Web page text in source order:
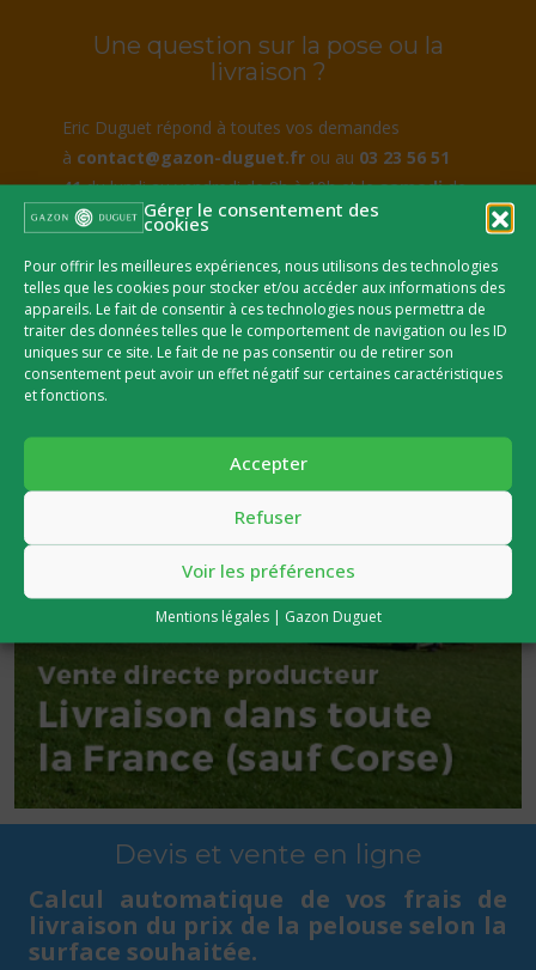
Gérer le consentement des
cookies
Pour offrir les meilleures expériences, nous utilisons des technologies
telles que les cookies pour stocker et/ou accéder aux informations des
appareils. Le fait de consentir à ces technologies nous permettra de
traiter des données telles que le comportement de navigation ou les ID
uniques sur ce site. Le fait de ne pas consentir ou de retirer son
consentement peut avoir un effet négatif sur certaines caractéristiques
et fonctions.
Accepter
Refuser
Voir les préférences
Mentions légales | Gazon Duguet
Une question sur la pose ou la
livraison ?
Eric Duguet répond à toutes vos demandes
à contact@gazon-duguet.fr ou au 03 23 56 51
41du lundi au vendredi de 8h à 19h et lesamedide
8h à 12h.
Devis et vente en ligne
Calcul automatique de vos frais de
livraison du prix de la pelouse selon la
surface souhaitée.